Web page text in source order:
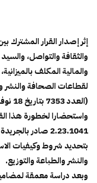
إثر إصدار القرار
والثقافة والتواصل،
والمالية المكلف
لقطاعات الصحافة والنشر
(العدد 7353 بتاريخ 18 نوفمبر 2024)،
واستحضارا لخطورة هذا
بتحديد شروط وكيفيات
والنشر والطباعة والتوزيع.
وبعد دراسة معمقة